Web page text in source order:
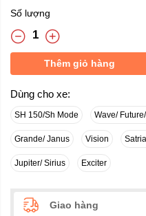
Số lượng
Thêm giỏ hàng
Dùng cho xe:
SH 150/Sh Mode Wave/
Grande/ Janus Vision
Jupiter/ Sirius Exciter
Giao hàng